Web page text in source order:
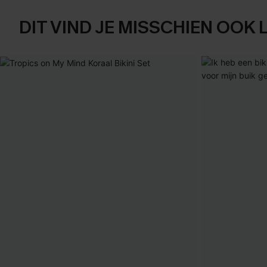
DIT VIND JE MISSCHIEN OOK